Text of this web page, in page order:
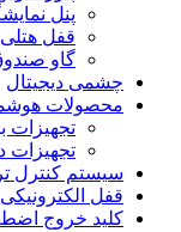
پنل
قفل
گاو
چشمی دیجیتال
محصولات
تجهیزات
تجهیزات
سیستم کنترل
قفل‌
کلید خروج